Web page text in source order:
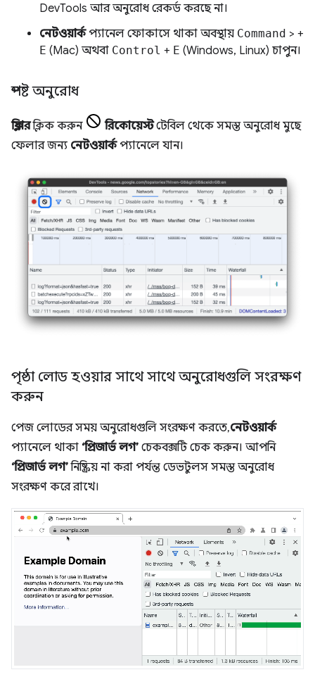
DevTools আর অনুরোধ রেকর্ড করছে না।
নেটওয়ার্কপ্যানেল ফোকাসে থাকা অবস্থায় Command > +
E (Mac) অথবা Control + E (Windows, Linux) চাপুন।
স্পষ্ট অনুরোধ
ক্লিয়ারক্লিক করুন রিকোয়েস্টটেবিল থেকে সমস্ত অনুরোধ মুছে
ফেলার জন্য নেটওয়ার্কপ্যানেলে যান।
পৃষ্ঠা লোড হওয়ার সাথে সাথে অনুরোধগুলি সংরক্ষণ
করুন
পেজ লোডের সময় অনুরোধগুলি সংরক্ষণ করতে,নেটওয়ার্ক
প্যানেলে থাকা ‘প্রিজার্ভ লগ’ চেকবক্সটি চেক করুন। আপনি
‘প্রিজার্ভ লগ’নিষ্ক্রিয় না করা পর্যন্ত ডেভটুলস সমস্ত অনুরোধ
সংরক্ষণ করে রাখে।